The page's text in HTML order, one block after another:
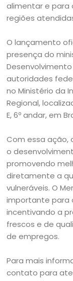
alimentar e para
regiões
O lançamento
presença do
autoridades
no Ministério da
Regional,
E, 6º andar, em
Com essa ação,
o
promovendo
diretamente a
vulneráveis. O
importante para
incentivando a
frescos e de
de empregos.
Para mais
contato para